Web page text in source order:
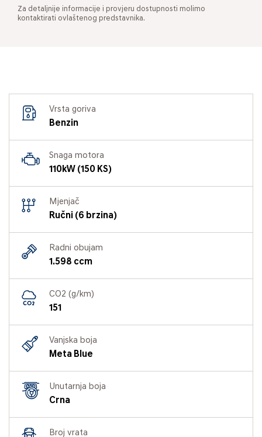
Za detaljnije informacije i provjeru dostupnosti molimo
kontaktirati ovlaštenog predstavnika.
Vrsta goriva
Benzin
Snaga motora
110kW (150 KS)
Mjenjač
Ručni (6 brzina)
Radni obujam
1.598 ccm
CO2 (g/km)
151
Vanjska boja
Meta Blue
Unutarnja boja
Crna
Broj vrata